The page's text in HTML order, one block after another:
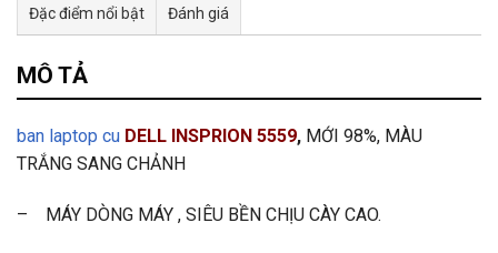
Đặc điểm nổi bật Đánh giá
Tư vấn & bán hàng qua Facebook
MÔ TẢ
ban laptop cu DELL INSPRION 5559, MỚI 98%, MÀU
TRẮNG SANG CHẢNH
– MÁY DÒNG MÁY , SIÊU BỀN CHỊU CÀY CAO.